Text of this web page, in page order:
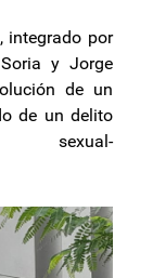
integrado por
y Jorge
de un
de un delito
sexual-